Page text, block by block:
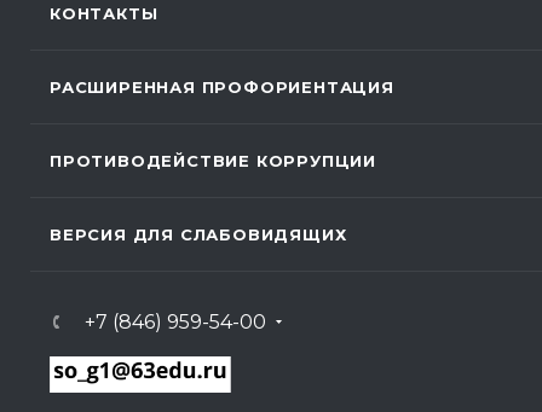
КОНТАКТЫ
РАСШИРЕННАЯ ПРОФОРИЕНТАЦИЯ
ПРОТИВОДЕЙСТВИЕ КОРРУПЦИИ
ВЕРСИЯ ДЛЯ СЛАБОВИДЯЩИХ
+7 (846) 959-54-00